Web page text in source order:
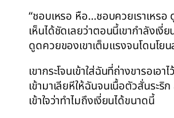
“ชอบเหรอ หือ…ชอบควยเราเหร
เห็นได้ชัดเลยว่าตอนนี้เขากำลังเ
ดูดควยของเขาเต็มแรงจนโดนโย
เขากระโจนเข้าใส่ฉันที่ถ่างขารอ
เข้ามาเลียหีให้ฉันจนเนื้อตัวสั่นระ
เข้าใจว่าทำไมถึงเงี่ยนได้ขนาดนี้